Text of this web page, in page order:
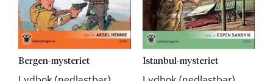
Bergen-mysteriet Istanbul-mysteriet